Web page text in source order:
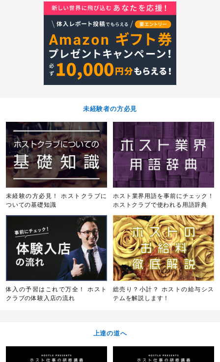
未経験者の方必見
未経験の方必見！ ホストクラブに
ついての基礎知識
ホスト業界用語を事前にチェック！
ホストクラブで使われる用語辞典
体入の予習はこれで万全！ ホスト
クラブの体験入店の流れ
総売り？小計？ ホストの給与シス
テムを解説します！
上達の道へ